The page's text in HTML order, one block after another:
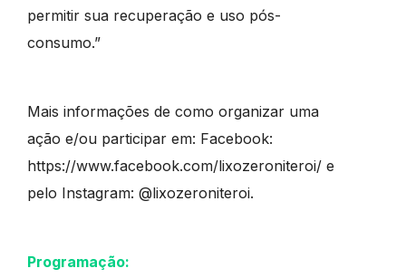
permitir sua recuperação e uso pós-
consumo.”
Mais informações de como organizar uma
ação e/ou participar em: Facebook:
https://www.facebook.com/lixozeroniteroi/ e
pelo Instagram: @lixozeroniteroi.
Programação: